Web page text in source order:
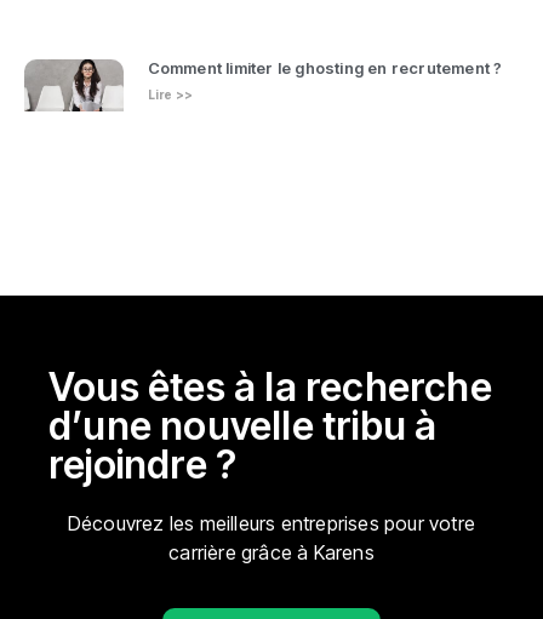
Comment limiter le ghosting en recrutement ?
Lire >>
Vous êtes à la recherche
d’une nouvelle tribu à
rejoindre ?
Découvrez les meilleurs entreprises pour votre
carrière grâce à Karens